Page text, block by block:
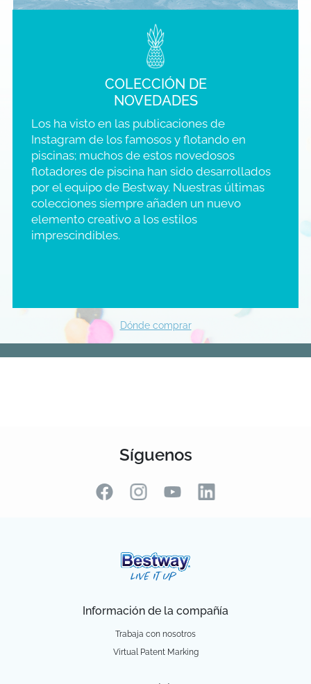
Síguenos
Información de la compañía
Trabaja con nosotros
Virtual Patent Marking